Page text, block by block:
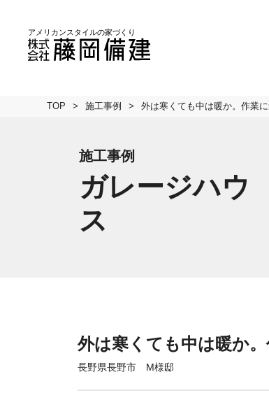
TOP 施工事例 外は寒くても中は暖か。作業
施工事例
ガレージハウ
ス
外は寒くても中は暖か
長野県長野市 M様邸